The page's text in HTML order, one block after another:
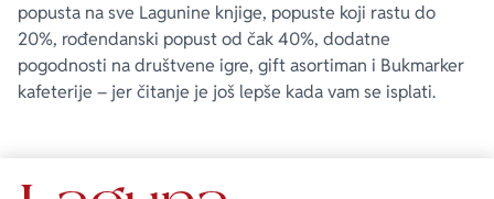
popusta na sve Lagunine knjige, popuste koji rastu do
20%, rođendanski popust od čak 40%, dodatne
pogodnosti na društvene igre, gift asortiman i Bukmarker
kafeterije – jer čitanje je još lepše kada vam se isplati.